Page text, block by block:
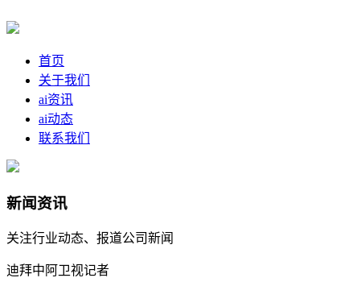
首页
关于我们
ai资讯
ai动态
联系我们
新闻资讯
关注行业动态、报道公司新闻
迪拜中阿卫视记者